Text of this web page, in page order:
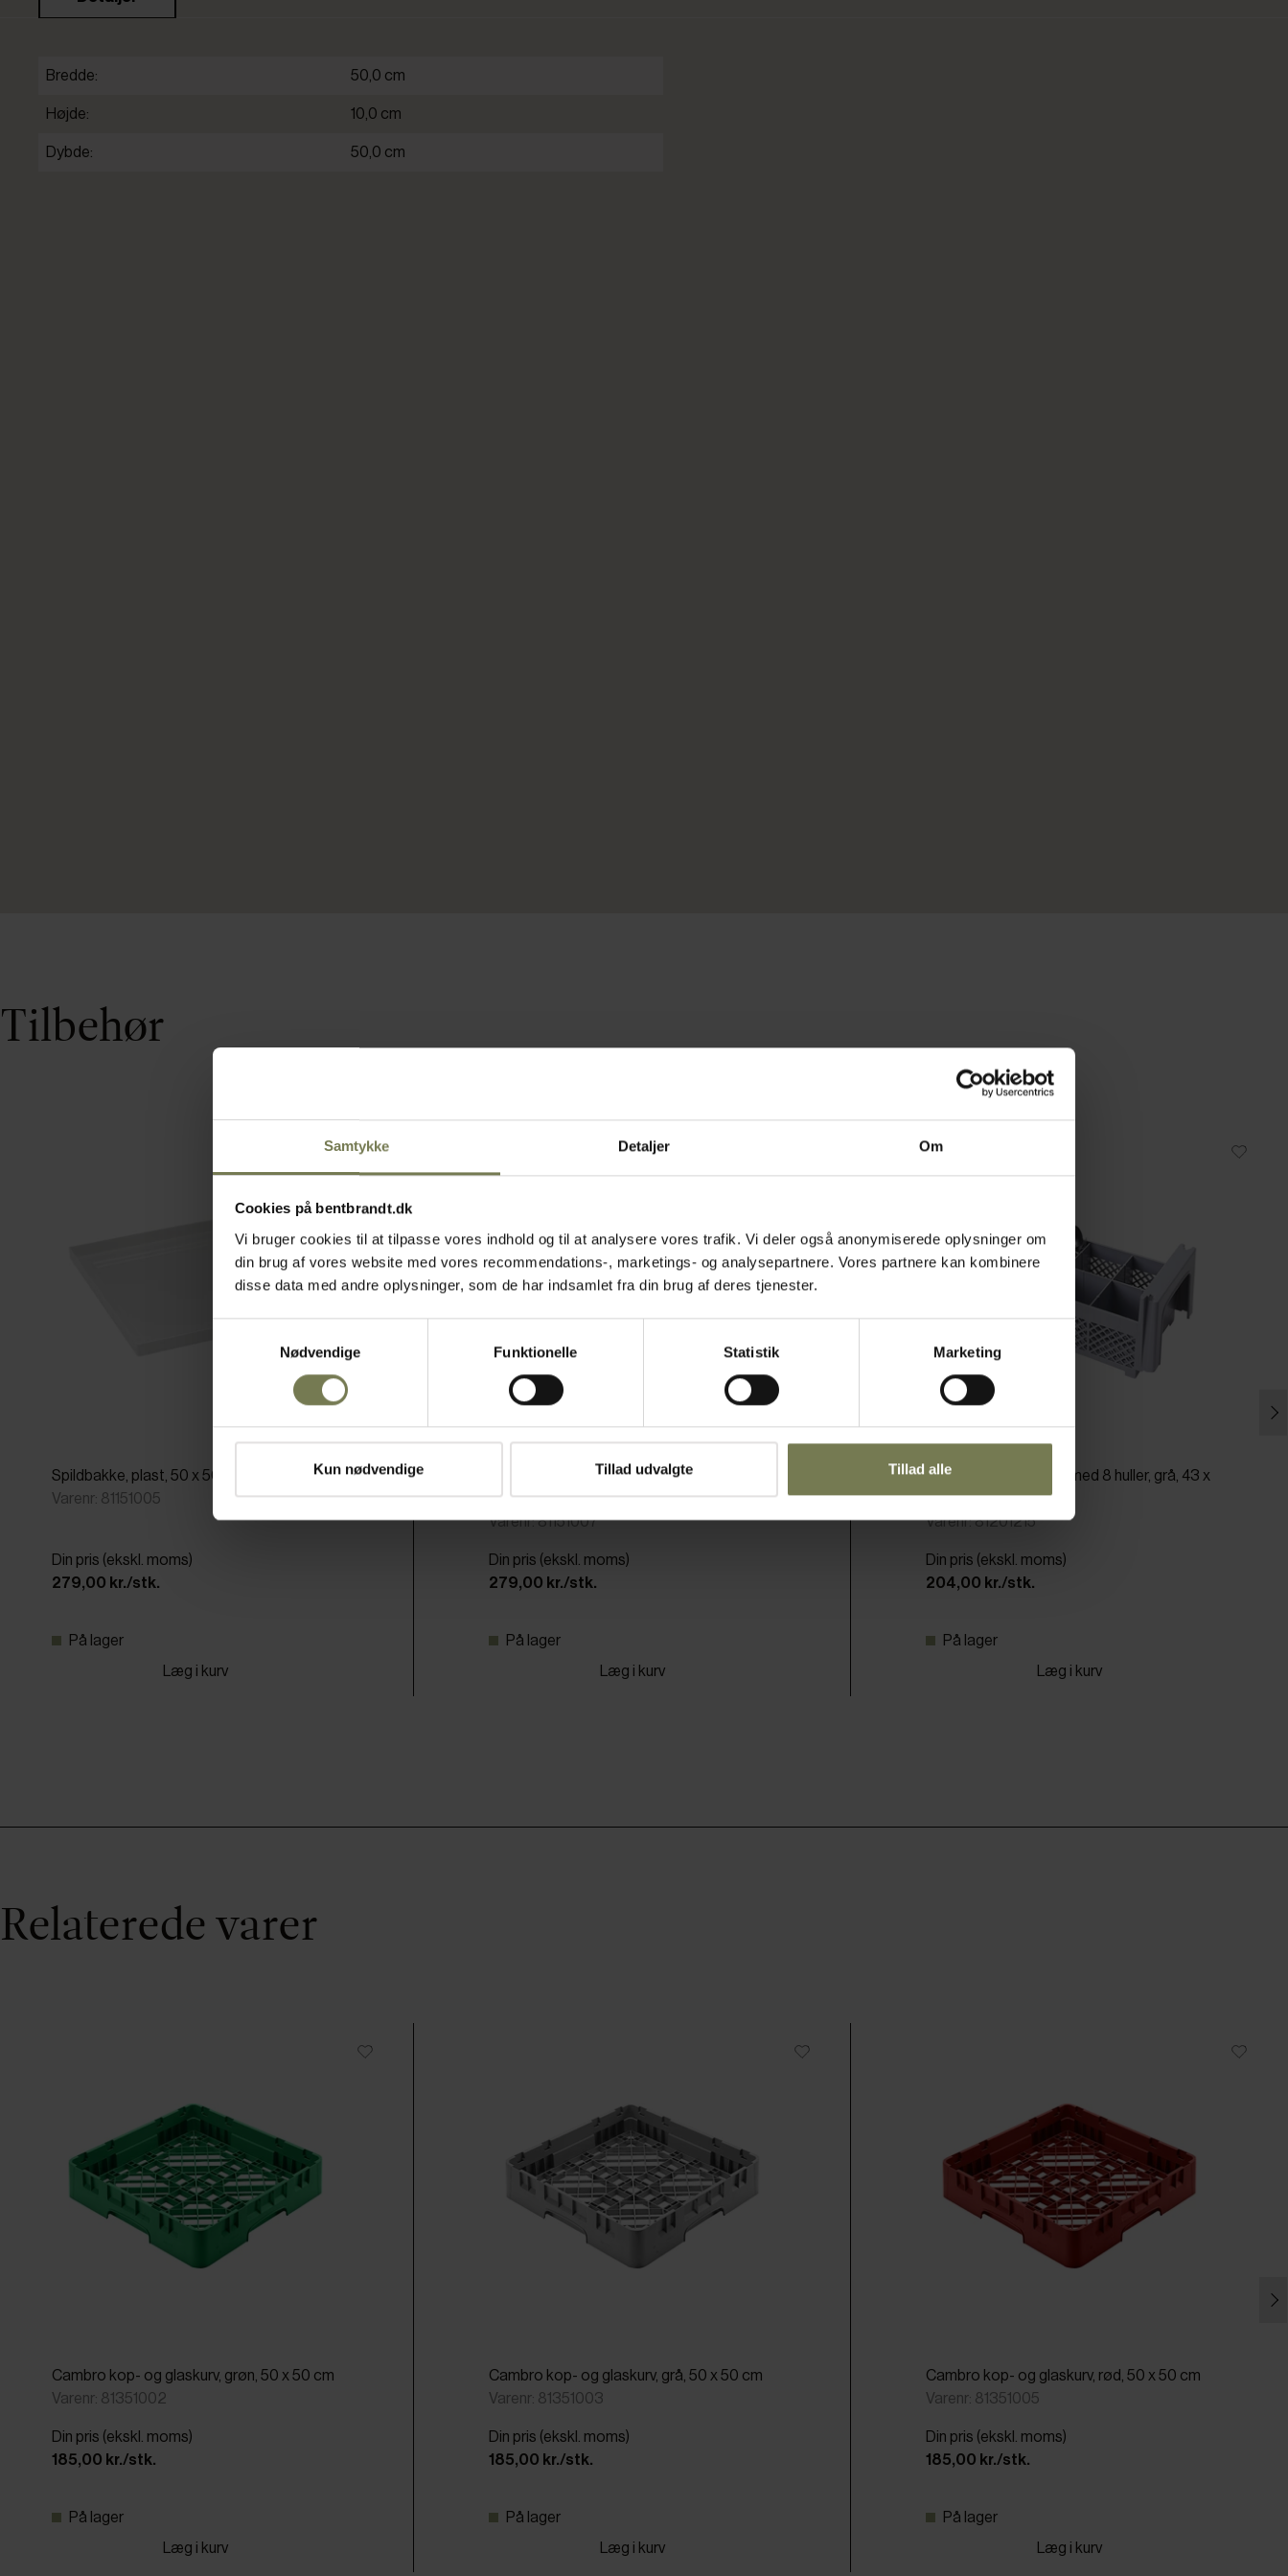
Samtykke Detaljer Om
Cookies på bentbrandt.dk
Vi bruger cookies til at tilpasse vores indhold og til at analysere vores trafik. Vi deler også anonymiserede oplysninger om
din brug af vores website med vores recommendations-, marketings- og analysepartnere. Vores partnere kan kombinere
disse data med andre oplysninger, som de har indsamlet fra din brug af deres tjenester.
Nødvendige
Funktionelle Statistik Marketing
Kun nødvendige Tillad udvalgte Tillad alle
Bredde: 50,0 cm
Højde: 10,0 cm
Dybde: 50,0 cm
Tilbehør
Spildbakke, plast, 50 x 50 cm grå
Varenr: 81151005
Din pris (ekskl. moms)
279,00 kr./stk.
På lager
Læg i kurv
Spildbakke, plast, 50 x 50 cm, sort/grøn
ass.
Varenr: 81151007
Din pris (ekskl. moms)
279,00 kr./stk.
På lager
Læg i kurv
Cambro bestikholder med 8 huller, grå, 43 x
21 x H15,5 cm
Varenr: 81201215
Din pris (ekskl. moms)
204,00 kr./stk.
På lager
Læg i kurv
Relaterede varer
Cambro kop- og glaskurv, grøn, 50 x 50 cm
Varenr: 81351002
Din pris (ekskl. moms)
185,00 kr./stk.
På lager
Læg i kurv
Cambro kop- og glaskurv, grå, 50 x 50 cm
Varenr: 81351003
Din pris (ekskl. moms)
185,00 kr./stk.
På lager
Læg i kurv
Cambro kop- og glaskurv, rød, 50 x 50 cm
Varenr: 81351005
Din pris (ekskl. moms)
185,00 kr./stk.
På lager
Læg i kurv